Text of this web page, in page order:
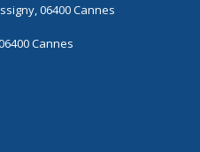
06400 Cannes
Cannes